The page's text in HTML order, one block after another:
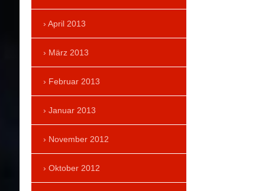
April 2013
März 2013
Februar 2013
Januar 2013
November 2012
Oktober 2012